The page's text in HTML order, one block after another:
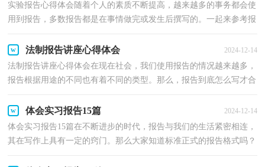
实验报告心得体会随着个人的素质不断提高，越来越多的事务都会使
用到报告，多数报告都是在事情做完或发生后撰写的。一起来参考报
法制报告讲座心得体会 2024-12-14
法制报告讲座心得体会在现在社会，我们使用报告的情况越来越多，
报告根据用途的不同也有着不同的类型。那么，报告到底怎么写才合
体会实习报告15篇 2024-12-14
体会实习报告15篇在不断进步的时代，报告与我们的生活紧密相连，
其在写作上具有一定的窍门。那么大家知道标准正式的报告格式吗？